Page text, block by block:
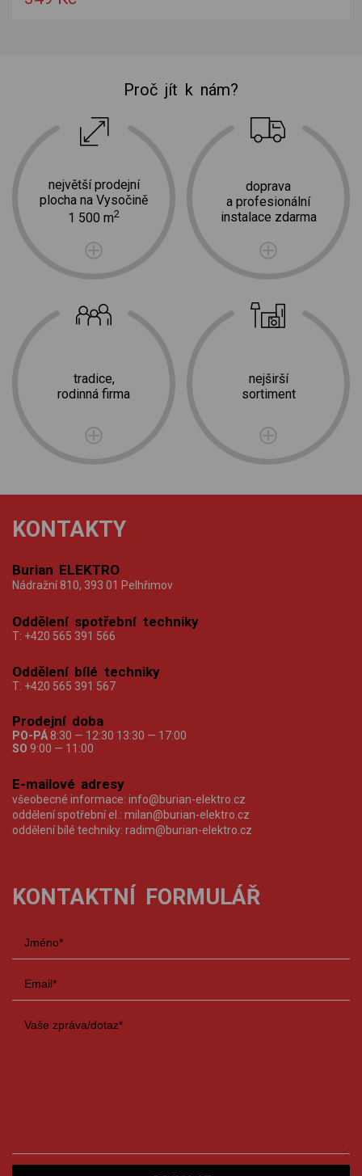
Proč jít k nám?
největší prodejní
plocha na Vysočině
1 500 m2
tradice,
rodinná firma
doprava
a profesionální
instalace zdarma
nejširší
sortiment
KONTAKTY
Burian ELEKTRO
Nádražní 810, 393 01 Pelhřimov
Oddělení spotřební techniky
T: +420 565 391 566
Oddělení bílé techniky
T: +420 565 391 567
Prodejní doba
PO-PÁ 8:30 — 12:30 13:30 — 17:00
SO 9:00 — 11:00
E-mailové adresy
všeobecné informace: info@burian-elektro.cz
oddělení spotřební el.: milan@burian-elektro.cz
oddělení bílé techniky: radim@burian-elektro.cz
KONTAKTNÍ FORMULÁŘ